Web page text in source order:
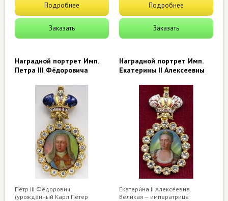
Подробнее
Заказать
Подробнее
Заказать
Наградной портрет Имп.
Петра III Фёдоровича
Пётр III Фёдорович
(урождённый Карл Пе́тер
Наградной портрет Имп.
Екатерины II Алексеевны
Екатери́на II Алексе́евна
Вели́кая — императрица